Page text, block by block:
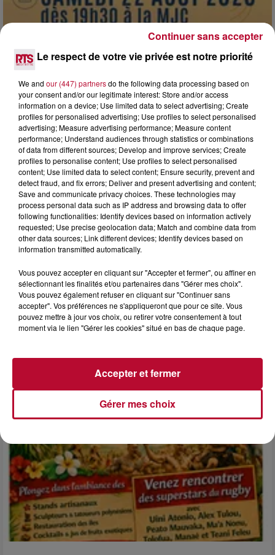
7 août 2026
DINER CONCERT À LA MJC DE MARSEILLAN
6 août 2026
NÎMES : « LE RÊVE DU GLADIATEUR » INVESTIT
LES ARÈNES CES 3...
7 et 8 août. Une fresque nocturne...
Le respect de votre vie privée est notre priorité
We and our (447) partnersdo the following data processing based on
your consent and/or our legitimate interest: Store and/or access
information on a device; Use limited data to select advertising; Create
profiles for personalised advertising; Use profiles to select personalised
advertising; Measure advertising performance; Measure content
performance; Understand audiences through statistics or combinations
of data from different sources; Develop and improve services; Create
profiles to personalise content; Use profiles to select personalised
content; Use limited data to select content; Ensure security, prevent and
detect fraud, and fix errors; Deliver and present advertising and content;
Save and communicate privacy choices. These technologies may
process personal data such as IP address and browsing data to offer
following functionalities: Identify devices based on information actively
requested; Use precise geolocation data; Match and combine data from
other data sources; Link different devices; Identify devices based on
information transmitted automatically.
Vous pouvez accepter en cliquant sur "Accepter et fermer", ou affiner en
sélectionnant les finalités et/ou partenaires dans "Gérer mes choix".
Vous pouvez également refuser en cliquant sur "Continuer sans
accepter". Vos préférences ne s'appliqueront que pour ce site. Vous
pouvez mettre à jour vos choix, ou retirer votre consentement à tout
moment via le lien "Gérer les cookies" situé en bas de chaque page.
Gérer mes choix
Accepter et fermer
Continuer sans accepter